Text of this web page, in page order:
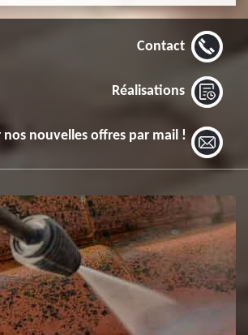
Contact
Réalisations
nos nouvelles offres par mail !